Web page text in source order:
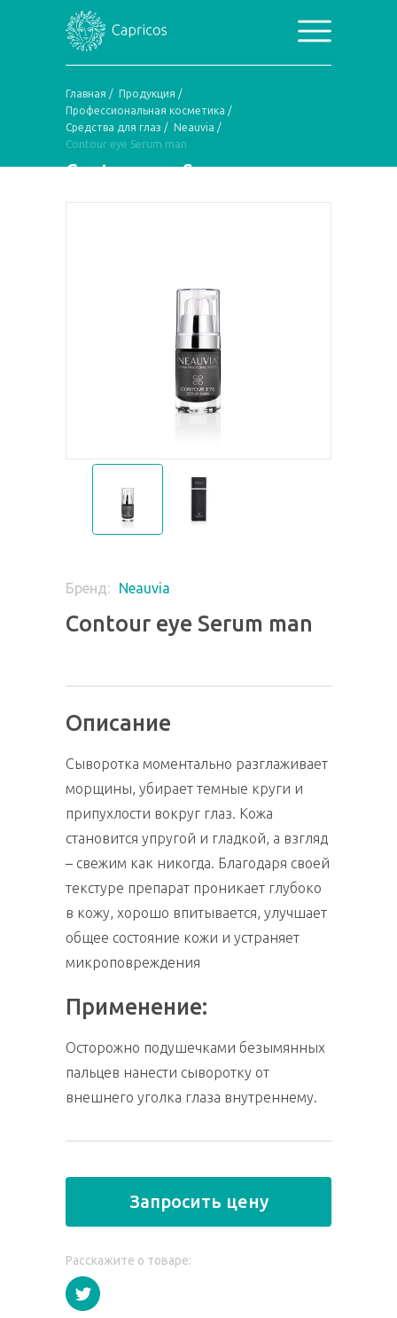
Главная / Продукция /
Профессиональная косметика /
Средства для глаз / Neauvia /
Contour eye Serum man
Contour eye Serum man
Бренд: Neauvia
Contour eye Serum man
Описание
Сыворотка моментально разглаживает
морщины, убирает темные круги и
припухлости вокруг глаз. Кожа
становится упругой и гладкой, а взгляд
– свежим как никогда. Благодаря своей
текстуре препарат проникает глубоко
в кожу, хорошо впитывается, улучшает
общее состояние кожи и устраняет
микроповреждения
Применение:
Осторожно подушечками безымянных
пальцев нанести сыворотку от
внешнего уголка глаза внутреннему.
Запросить цену
Расскажите о товаре: